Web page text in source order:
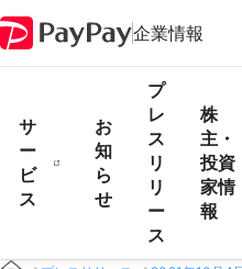
企業情報
サ
ー
ビ
ス
お
知
ら
せ
プ
レ
ス
リ
リ
ー
ス
株
主・
投資
家情
報